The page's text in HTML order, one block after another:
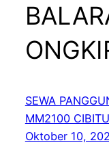
SEWA
MM2100
Oktober 10,